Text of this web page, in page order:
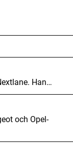
Han…
och Opel-